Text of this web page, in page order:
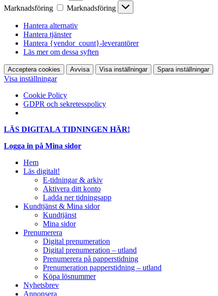
Marknadsföring
Marknadsföring
Hantera alternativ
Hantera tjänster
Hantera {vendor_count}-leverantörer
Läs mer om dessa syften
Acceptera cookies Avvisa Visa inställningar Spara inställningar
Visa inställningar
Cookie Policy
GDPR och sekretesspolicy
LÄS DIGITALA TIDNINGEN HÄR!
Logga in på Mina sidor
Hem
Läs digitalt!
E-tidningar & arkiv
Aktivera ditt konto
Ladda ner tidningsapp
Kundtjänst & Mina sidor
Kundtjänst
Mina sidor
Prenumerera
Digital prenumeration
Digital prenumeration – utland
Prenumerera på papperstidning
Prenumeration papperstidning – utland
Köpa lösnummer
Nyhetsbrev
Annonsera